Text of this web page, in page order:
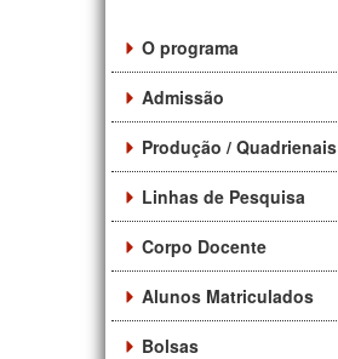
O programa
Admissão
Produção / Quadrienais
Linhas de Pesquisa
Corpo Docente
Alunos Matriculados
Bolsas